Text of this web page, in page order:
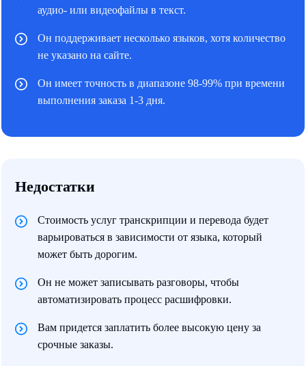
аудио- или видеофайлы в текст.
Он поддерживает несколько языков, хотя количество
не указано на сайте.
Он имеет точность в диапазоне 98-99% при времени
выполнения заказа 1-3 дня.
Недостатки
Стоимость услуг транскрипции и перевода будет
варьироваться в зависимости от языка, который
может быть дорогим.
Он не может записывать разговоры, чтобы
автоматизировать процесс расшифровки.
Вам придется заплатить более высокую цену за
срочные заказы.